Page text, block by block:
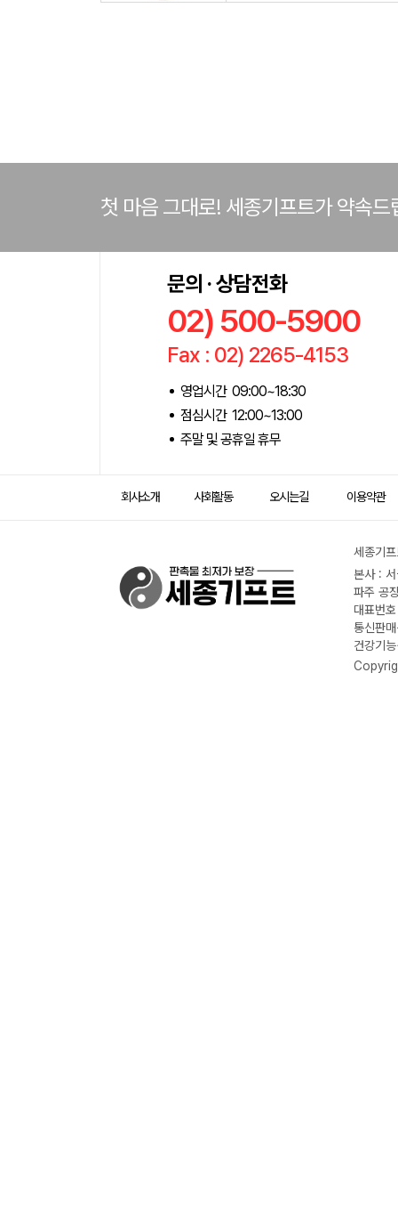
첫 마음 그대로! 세종기프트가 약속드
문의 · 상담전화
02) 500-5900
Fax : 02) 2265-4153
영업시간 09:00~18:30
점심시간 12:00~13:00
주말 및 공휴일 휴무
회사소개 사회활동 오시는길 이용약관
세종기
본사 :
파주 공
대표번
통신판
건강기